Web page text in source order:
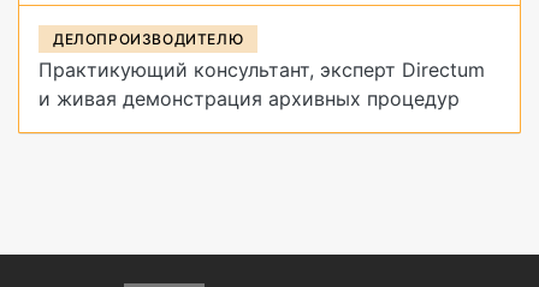
ДЕЛОПРОИЗВОДИТЕЛЮ
Практикующий консультант, эксперт Directum
и живая демонстрация архивных процедур